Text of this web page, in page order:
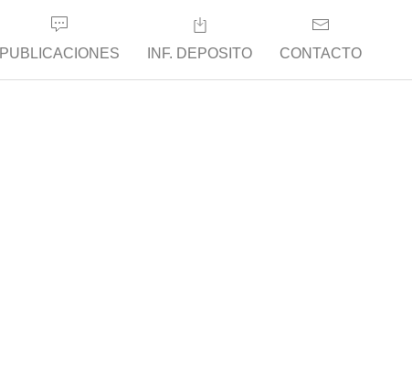
PUBLICACIONES INF. DEPOSITO CONTACTO